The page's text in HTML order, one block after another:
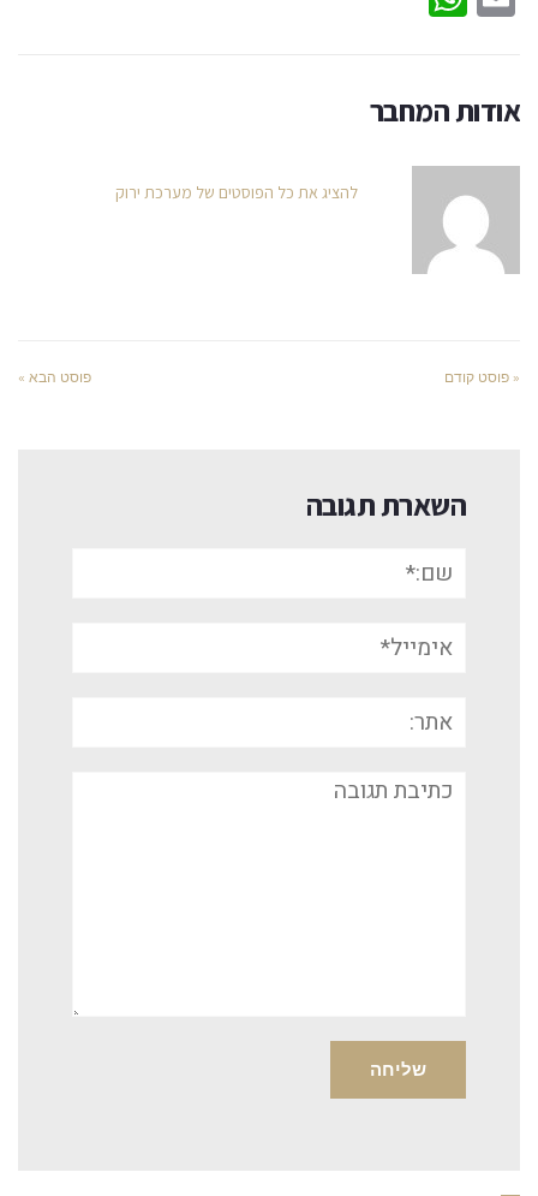
אודות המחבר
להציג את כל הפוסטים של מערכת ירוק
« פוסט קודם פוסט הבא »
השארת תגובה
אימייל*
תגובה